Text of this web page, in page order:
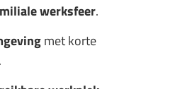
werksfeer.
met korte